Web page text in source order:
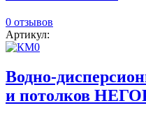
0 отзывов
Артикул:
Водно-
и потолков